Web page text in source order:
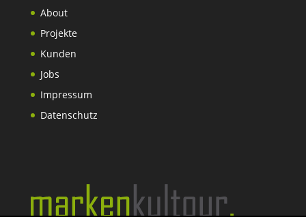
About
Projekte
Kunden
Jobs
Impressum
Datenschutz